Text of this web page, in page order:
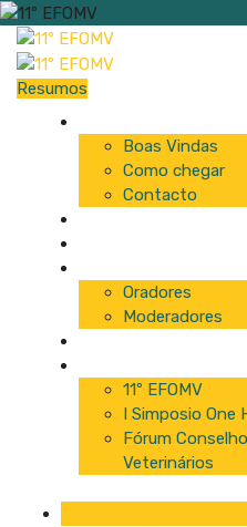
Resumos
Boas Vindas
Como chegar
Contacto
Oradores
Moderadores
11º EFOMV
I Simposio One
Fórum
Veterinários